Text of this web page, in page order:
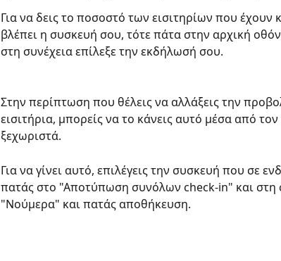
Για να δεις το ποσοστό των εισιτηρίων που έχουν
βλέπει η συσκευή σου, τότε πάτα στην αρχική
στη συνέχεια επίλεξε την εκδήλωσή σου.
Στην περίπτωση που θέλεις να αλλάξεις την
εισιτήρια, μπορείς να το κάνεις αυτό μέσα από
ξεχωριστά.
Για να γίνει αυτό, επιλέγεις την συσκευή που σε
πατάς στο "Αποτύπωση συνόλων check-in" και στη
"Νούμερα" και πατάς αποθήκευση.